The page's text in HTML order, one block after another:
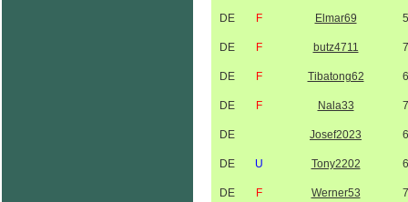
DE F Elmar69
DE F butz4711
DE F Tibatong62
DE F Nala33
DE Josef2023
DE U Tony2202
DE F Werner53